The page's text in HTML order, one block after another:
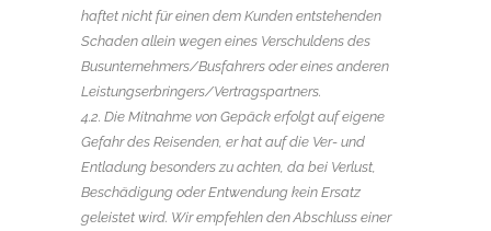
haftet nicht für einen dem Kunden entstehenden
Schaden allein wegen eines Verschuldens des
Busunternehmers/Busfahrers oder eines anderen
Leistungserbringers/Vertragspartners.
4.2. Die Mitnahme von Gepäck erfolgt auf eigene
Gefahr des Reisenden, er hat auf die Ver- und
Entladung besonders zu achten, da bei Verlust,
Beschädigung oder Entwendung kein Ersatz
geleistet wird. Wir empfehlen den Abschluss einer